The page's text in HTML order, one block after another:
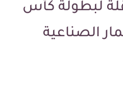
لبطولة كأس
الصناعية